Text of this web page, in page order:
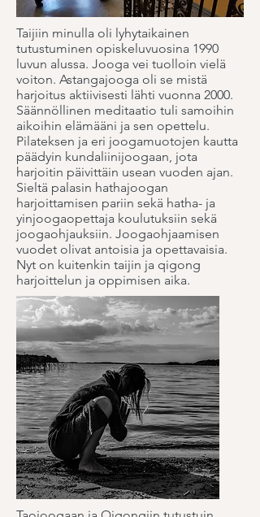
Taijiin minulla oli lyhytaikainen
tutustuminen opiskeluvuosina 1990
luvun alussa. Jooga vei tuolloin vielä
voiton. Astangajooga oli se mistä
harjoitus aktiivisesti lähti vuonna 2000.
Säännöllinen meditaatio tuli samoihin
aikoihin elämääni ja sen opettelu.
Pilateksen ja eri joogamuotojen kautta
päädyin kundaliinijoogaan, jota
harjoitin päivittäin usean vuoden ajan.
Sieltä palasin hathajoogan
harjoittamisen pariin sekä hatha- ja
yinjoogaopettaja koulutuksiin sekä
joogaohjauksiin. Joogaohjaamisen
vuodet olivat antoisia ja opettavaisia.
Nyt on kuitenkin taijin ja qigong
harjoittelun ja oppimisen aika.